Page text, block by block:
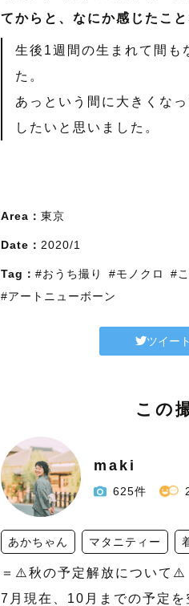
てからと、なにか感じたこ
生後1週間の生まれて間も
た。
あっという間に大きくな
したいと思いました。
Area： 東京
Date： 2020/1
Tag： #おうち撮り #モノクロ #
#アートニューボーン
ツイート
この
maki
625件
あかちゃん マタニティー
＝⚠️秋の予定解放について⚠️
7月現在、10月までの予定を